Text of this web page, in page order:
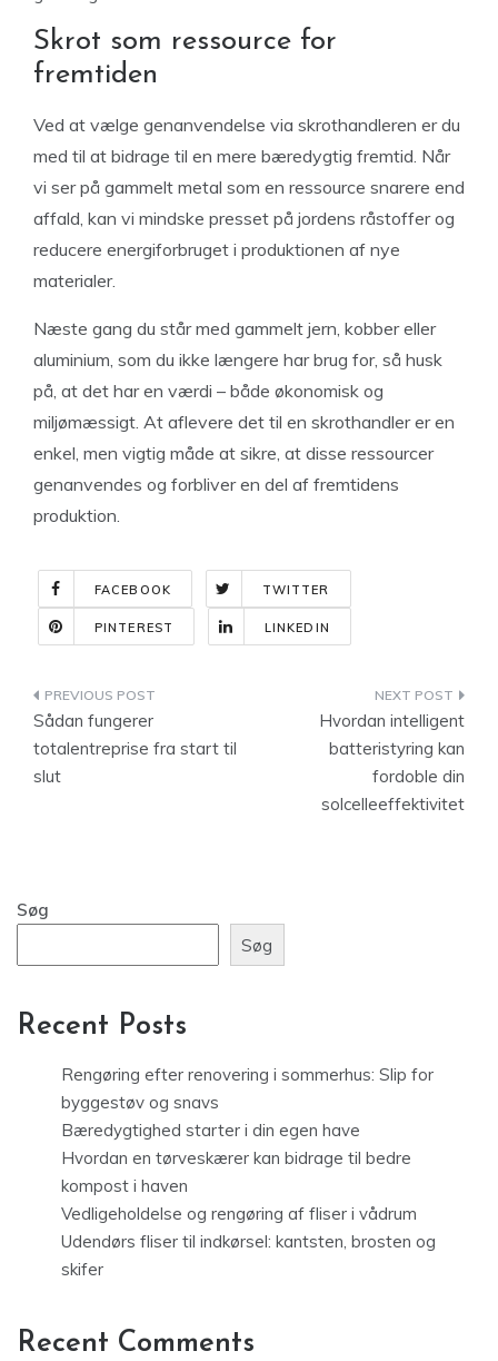
Skrot som ressource for
fremtiden
Ved at vælge genanvendelse via skrothandleren er du
med til at bidrage til en mere bæredygtig fremtid. Når
vi ser på gammelt metal som en ressource snarere end
affald, kan vi mindske presset på jordens råstoffer og
reducere energiforbruget i produktionen af nye
materialer.
Næste gang du står med gammelt jern, kobber eller
aluminium, som du ikke længere har brug for, så husk
på, at det har en værdi – både økonomisk og
miljømæssigt. At aflevere det til en skrothandler er en
enkel, men vigtig måde at sikre, at disse ressourcer
genanvendes og forbliver en del af fremtidens
produktion.
FACEBOOK TWITTER
PINTEREST LINKEDIN
Indlægsnavigation
Sådan fungerer
totalentreprise fra start til
slut
Hvordan intelligent
batteristyring kan
fordoble din
solcelleeffektivitet
Søg
Søg
Recent Posts
Rengøring efter renovering i sommerhus: Slip for
byggestøv og snavs
Bæredygtighed starter i din egen have
Hvordan en tørveskærer kan bidrage til bedre
kompost i haven
Vedligeholdelse og rengøring af fliser i vådrum
Udendørs fliser til indkørsel: kantsten, brosten og
skifer
Recent Comments